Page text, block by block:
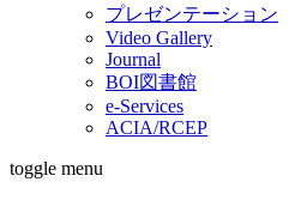
プレゼンテーション
Video Gallery
Journal
BOI図書館
e-Services
ACIA/RCEP
toggle menu